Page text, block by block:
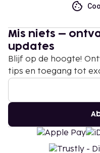
Mis niets –
updates
Blijf op de hoogte!
tips en toegang tot